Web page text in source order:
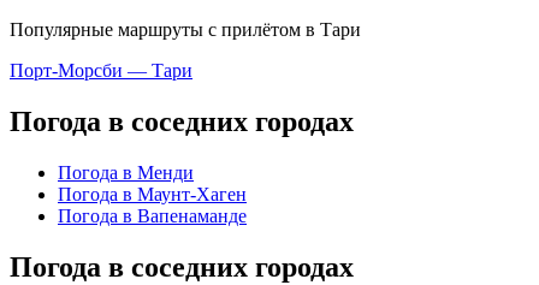
Популярные маршруты с прилётом в Тари
Порт-Морсби — Тари
Погода в соседних городах
Погода в Менди
Погода в Маунт-Хаген
Погода в Вапенаманде
Погода в соседних городах